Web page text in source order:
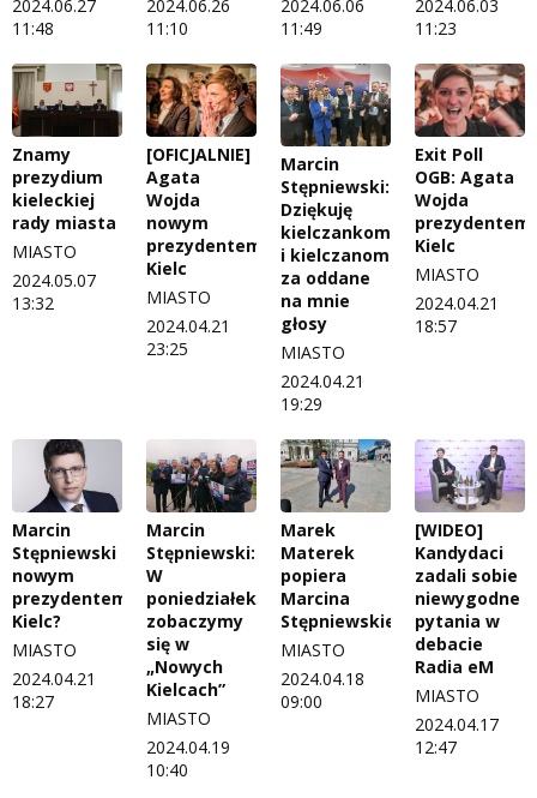
2024.06.27
11:48
2024.06.26
11:10
2024.06.06
11:49
2024.06.03
11:23
Znamy
prezydium
kieleckiej
rady miasta
MIASTO
2024.05.07
13:32
[OFICJALNIE]
Agata
Wojda
nowym
prezydentem
Kielc
MIASTO
2024.04.21
23:25
Marcin
Stępniewski:
Dziękuję
kielczankom
i kielczanom
za oddane
na mnie
głosy
MIASTO
2024.04.21
19:29
Exit Poll
OGB: Agata
Wojda
prezydentem
Kielc
MIASTO
2024.04.21
18:57
Marcin
Stępniewski
nowym
prezydentem
Kielc?
MIASTO
2024.04.21
18:27
Marcin
Stępniewski:
W
poniedziałek
zobaczymy
się w
„Nowych
Kielcach”
MIASTO
2024.04.19
10:40
Marek
Materek
popiera
Marcina
Stępniewskiego
MIASTO
2024.04.18
09:00
[WIDEO]
Kandydaci
zadali sobie
niewygodne
pytania w
debacie
Radia eM
MIASTO
2024.04.17
12:47